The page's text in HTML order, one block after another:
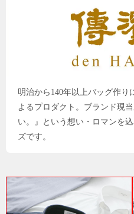
明治から140年以上バッグ作り
よるプロダクト。ブランド現
い。』という想い・ロマンを
ズです。